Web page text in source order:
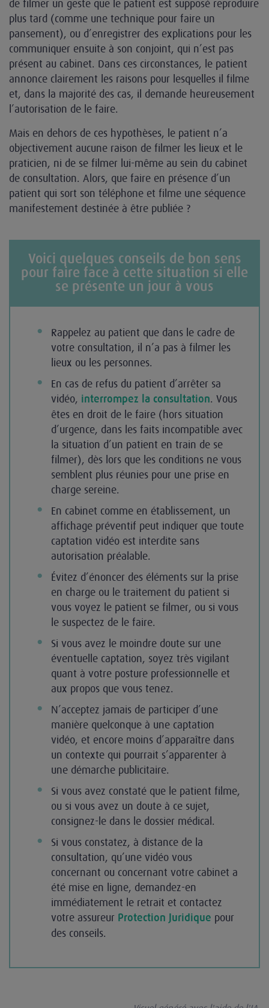
de filmer un geste que le patient est supposé reproduire
plus tard (comme une technique pour faire un
pansement), ou d’enregistrer des explications pour les
communiquer ensuite à son conjoint, qui n’est pas
présent au cabinet. Dans ces circonstances, le patient
annonce clairement les raisons pour lesquelles il filme
et, dans la majorité des cas, il demande heureusement
l’autorisation de le faire.
Mais en dehors de ces hypothèses, le patient n’a
objectivement aucune raison de filmer les lieux et le
praticien, ni de se filmer lui-même au sein du cabinet
de consultation. Alors, que faire en présence d’un
patient qui sort son téléphone et filme une séquence
manifestement destinée à être publiée ?
Voici quelques conseils de bon sens
pour faire face à cette situation si elle
se présente un jour à vous
Rappelez au patient que dans le cadre de
votre consultation, il n’a pas à filmer les
lieux ou les personnes.
En cas de refus du patient d’arrêter sa
vidéo, interrompez la consultation. Vous
êtes en droit de le faire (hors situation
d’urgence, dans les faits incompatible avec
la situation d’un patient en train de se
filmer), dès lors que les conditions ne vous
semblent plus réunies pour une prise en
charge sereine.
En cabinet comme en établissement, un
affichage préventif peut indiquer que toute
captation vidéo est interdite sans
autorisation préalable.
Évitez d’énoncer des éléments sur la prise
en charge ou le traitement du patient si
vous voyez le patient se filmer, ou si vous
le suspectez de le faire.
Si vous avez le moindre doute sur une
éventuelle captation, soyez très vigilant
quant à votre posture professionnelle et
aux propos que vous tenez.
N’acceptez jamais de participer d’une
manière quelconque à une captation
vidéo, et encore moins d’apparaître dans
un contexte qui pourrait s’apparenter à
une démarche publicitaire.
Si vous avez constaté que le patient filme,
ou si vous avez un doute à ce sujet,
consignez-le dans le dossier médical.
Si vous constatez, à distance de la
consultation, qu’une vidéo vous
concernant ou concernant votre cabinet a
été mise en ligne, demandez-en
immédiatement le retrait et contactez
votre assureur Protection Juridique pour
des conseils.